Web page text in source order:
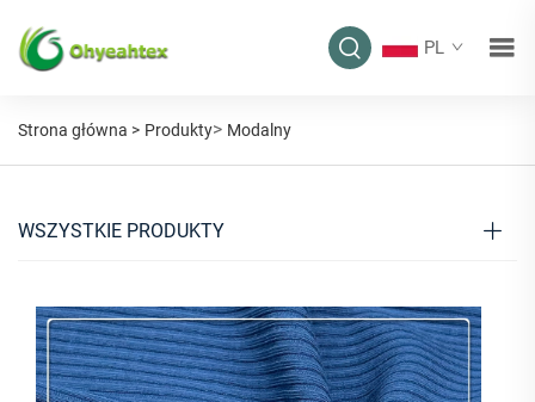
PL
Strona główna > Produkty> Modalny
WSZYSTKIE PRODUKTY